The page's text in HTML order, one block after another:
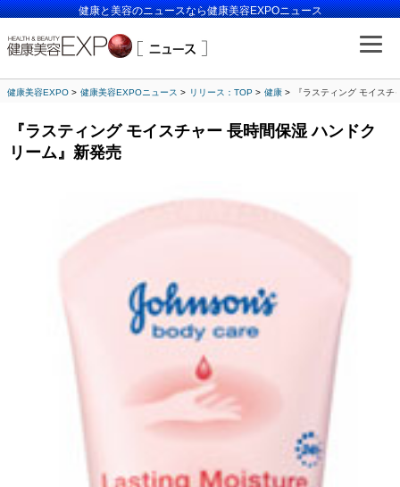
健康と美容のニュースなら健康美容EXPOニュース
健康美容EXPO 健康美容EXPOニュース リリース：TOP 健康 『ラスティング モイス
『ラスティング モイスチャー 長時間保湿 ハンドク
リーム』新発売